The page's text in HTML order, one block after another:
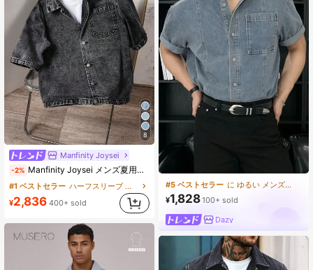
8
Manfinity Joysei
-2% Manfinity Joysei メンズ夏用半袖シングルブレスト ポケット付きカジュアルデニムシャツ
#1 ベストセラー
ハーフスリーブ メンズデニムトップス
¥2,836 400+ sold
#5 ベストセラー
に ゆるい メンズデニムトップス
¥1,828100+ sold
Dazy